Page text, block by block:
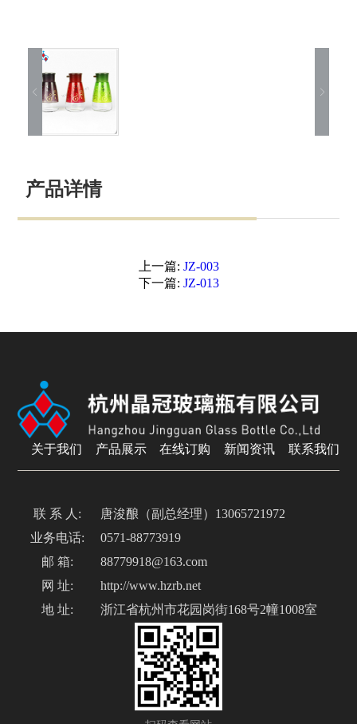
产品详情
上一篇: JZ-003
下一篇: JZ-013
关于我们 产品展示 在线订购 新闻资讯 联系我们
联 系 人:
唐浚酿（副总经理）13065721972
业务电话:
0571-88773919
邮 箱:
88779918@163.com
网 址:
http://www.hzrb.net
地 址:
浙江省杭州市花园岗街168号2幢1008室